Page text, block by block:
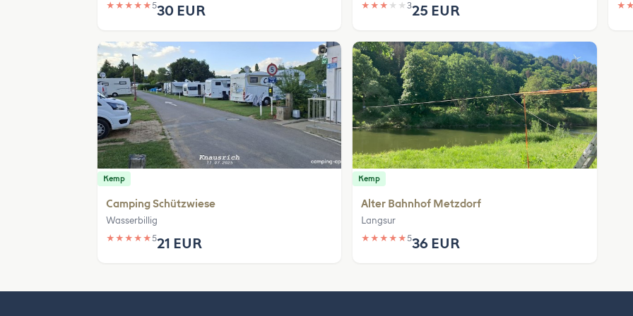
★ ★ ★ ★ ★530 EUR ★ ★ ★ ★ ★325 EUR ★ ★
Kemp
Camping Schützwiese
Wasserbillig
★ ★ ★ ★ ★521 EUR
Kemp
Alter Bahnhof Metzdorf
Langsur
★ ★ ★ ★ ★536 EUR